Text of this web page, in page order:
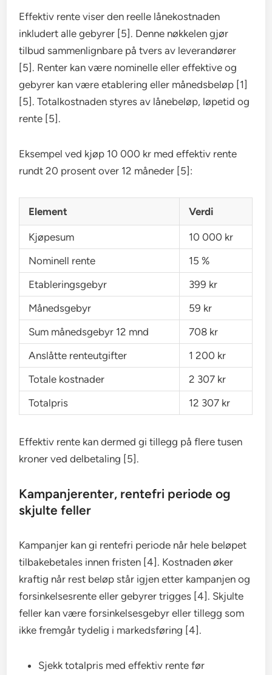
Effektiv rente viser den reelle lånekostnaden
inkludert alle gebyrer [5]. Denne nøkkelen gjør
tilbud sammenlignbare på tvers av leverandører
[5]. Renter kan være nominelle eller effektive og
gebyrer kan være etablering eller månedsbeløp [1]
[5]. Totalkostnaden styres av lånebeløp, løpetid og
rente [5].
Eksempel ved kjøp 10 000 kr med effektiv rente
rundt 20 prosent over 12 måneder [5]:
Element Verdi
Kjøpesum
10 000 kr
Nominell rente
15 %
Etableringsgebyr
399 kr
Månedsgebyr
59 kr
Sum månedsgebyr 12 mnd
708 kr
Anslåtte renteutgifter
1 200 kr
Totale kostnader
2 307 kr
Totalpris
12 307 kr
Effektiv rente kan dermed gi tillegg på flere tusen
kroner ved delbetaling [5].
Kampanjerenter, rentefri periode og
skjulte feller
Kampanjer kan gi rentefri periode når hele beløpet
tilbakebetales innen fristen [4]. Kostnaden øker
kraftig når rest beløp står igjen etter kampanjen og
forsinkelsesrente eller gebyrer trigges [4]. Skjulte
feller kan være forsinkelsesgebyr eller tillegg som
ikke fremgår tydelig i markedsføring [4].
Sjekk totalpris med effektiv rente før